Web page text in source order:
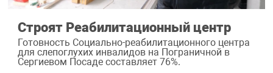
Строят Реабилитационный центр
Готовность Социально-реабилитационного центра
для слепоглухих инвалидов на Пограничной в
Сергиевом Посаде составляет 76%.